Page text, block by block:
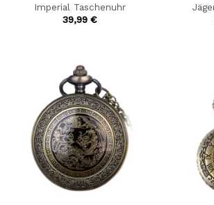
Imperial Taschenuhr
39,99 €